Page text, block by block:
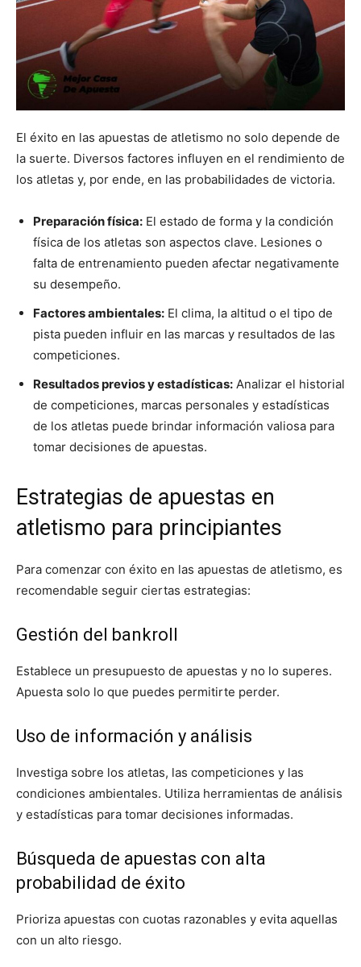
El éxito en las apuestas de atletismo no solo depende de
la suerte. Diversos factores influyen en el rendimiento de
los atletas y, por ende, en las probabilidades de victoria.
Preparación física: El estado de forma y la condición
física de los atletas son aspectos clave. Lesiones o
falta de entrenamiento pueden afectar negativamente
su desempeño.
Factores ambientales: El clima, la altitud o el tipo de
pista pueden influir en las marcas y resultados de las
competiciones.
Resultados previos y estadísticas: Analizar el historial
de competiciones, marcas personales y estadísticas
de los atletas puede brindar información valiosa para
tomar decisiones de apuestas.
Estrategias de apuestas en
atletismo para principiantes
Para comenzar con éxito en las apuestas de atletismo, es
recomendable seguir ciertas estrategias:
Gestión del bankroll
Establece un presupuesto de apuestas y no lo superes.
Apuesta solo lo que puedes permitirte perder.
Uso de información y análisis
Investiga sobre los atletas, las competiciones y las
condiciones ambientales. Utiliza herramientas de análisis
y estadísticas para tomar decisiones informadas.
Búsqueda de apuestas con alta
probabilidad de éxito
Prioriza apuestas con cuotas razonables y evita aquellas
con un alto riesgo.